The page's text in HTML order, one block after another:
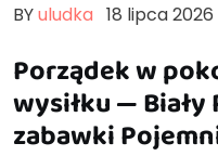
BYuludka 18 lipca 2026
Porządek w
wysiłku — Biały
zabawki